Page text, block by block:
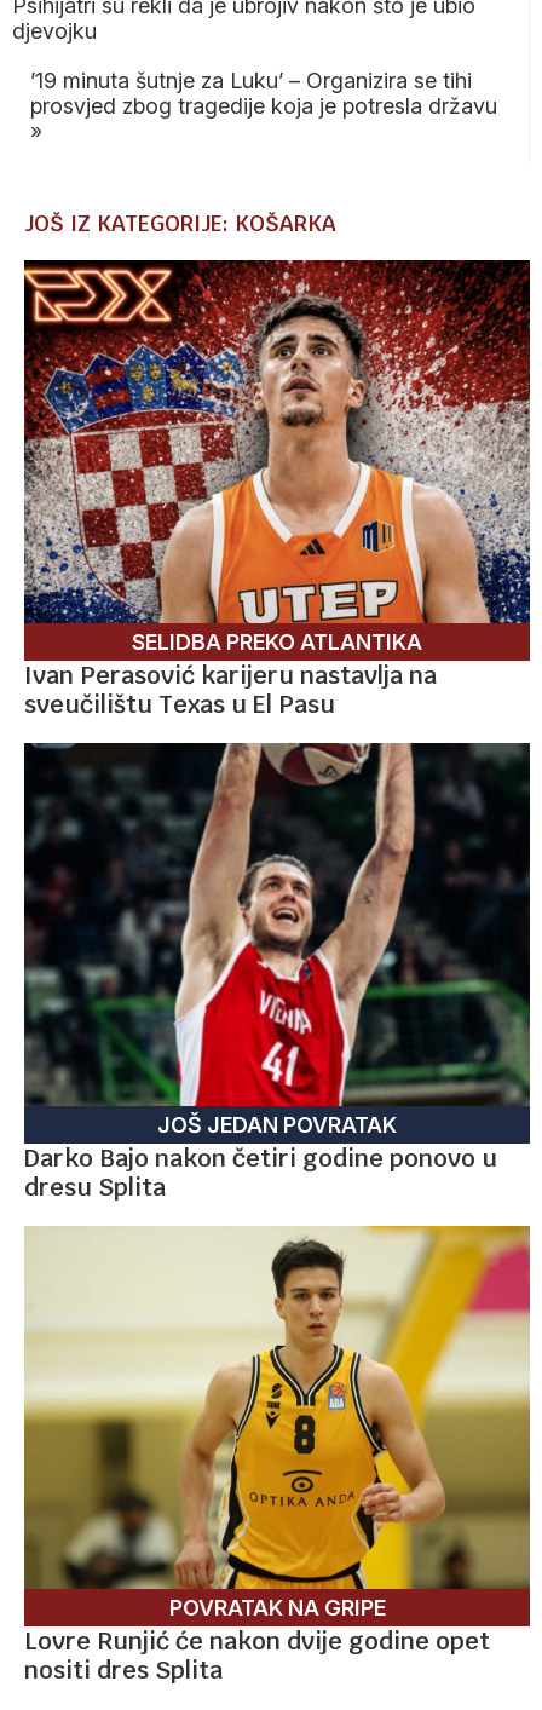
Psihijatri su rekli da je ubrojiv nakon što je ubio
djevojku
’19 minuta šutnje za Luku’ – Organizira se tihi
prosvjed zbog tragedije koja je potresla državu
»
JOŠ IZ KATEGORIJE: KOŠARKA
SELIDBA PREKO ATLANTIKA
Ivan Perasović karijeru nastavlja na
sveučilištu Texas u El Pasu
JOŠ JEDAN POVRATAK
Darko Bajo nakon četiri godine ponovo u
dresu Splita
POVRATAK NA GRIPE
Lovre Runjić će nakon dvije godine opet
nositi dres Splita